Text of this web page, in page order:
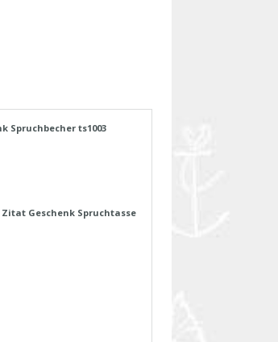
Spruchbecher ts1003
Geschenk Spruchtasse